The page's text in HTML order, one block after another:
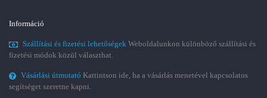
Információ
Szállítási és fizetési lehetőségek Weboldalunkon különböző szállítási és
fizetési módok közül választhat.
Vásárlási útmutató Kattintson ide, ha a vásárlás menetével kapcsolatos
segítséget szeretne kapni.